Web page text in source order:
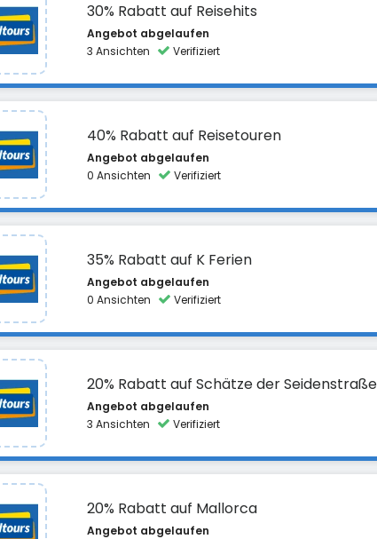
30% Rabatt auf Reisehits
Angebot abgelaufen
3 Ansichten
Verifiziert
40% Rabatt auf Reisetouren
Angebot abgelaufen
0 Ansichten
Verifiziert
35% Rabatt auf K Ferien
Angebot abgelaufen
0 Ansichten
Verifiziert
20% Rabatt auf Schätze der Seidenstraße
Angebot abgelaufen
3 Ansichten
Verifiziert
20% Rabatt auf Mallorca
Angebot abgelaufen